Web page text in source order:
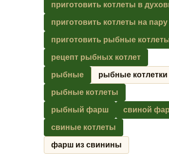
приготовить котлеты в
приготовить котлеты на пару
приготовить рыбные
рецепт рыбных котлет
рыбные рыбные котлетки
рыбные котлеты
рыбный фарш свиной
свиные котлеты
фарш из свинины